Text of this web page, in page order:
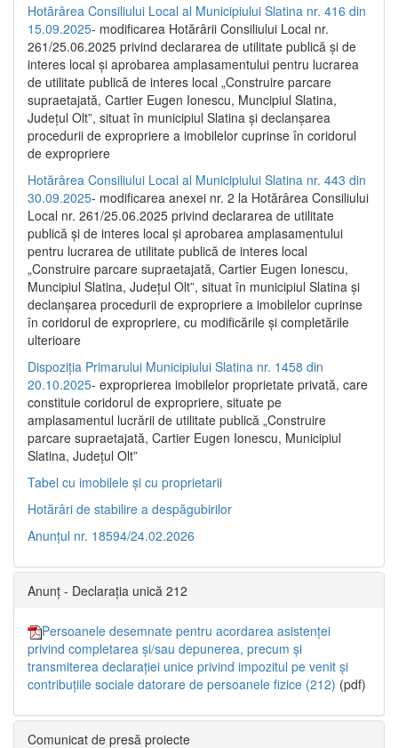
Hotărârea Consiliului Local al Municipiului Slatina nr. 416 din
15.09.2025- modificarea Hotărârii Consiliului Local nr.
261/25.06.2025 privind declararea de utilitate publică și de
interes local și aprobarea amplasamentului pentru lucrarea
de utilitate publică de interes local „Construire parcare
supraetajată, Cartier Eugen Ionescu, Muncipiul Slatina,
Județul Olt”, situat în municipiul Slatina și declanșarea
procedurii de expropriere a imobilelor cuprinse în coridorul
de expropriere
Hotărârea Consiliului Local al Municipiului Slatina nr. 443 din
30.09.2025- modificarea anexei nr. 2 la Hotărârea Consiliului
Local nr. 261/25.06.2025 privind declararea de utilitate
publică şi de interes local şi aprobarea amplasamentului
pentru lucrarea de utilitate publică de interes local
„Construire parcare supraetajată, Cartier Eugen Ionescu,
Muncipiul Slatina, Judeţul Olt”, situat în municipiul Slatina şi
declanşarea procedurii de expropriere a imobilelor cuprinse
în coridorul de expropriere, cu modificările şi completările
ulterioare
Dispoziția Primarului Municipiului Slatina nr. 1458 din
20.10.2025- exproprierea imobilelor proprietate privată, care
constituie coridorul de expropriere, situate pe
amplasamentul lucrării de utilitate publică „Construire
parcare supraetajată, Cartier Eugen Ionescu, Municipiul
Slatina, Județul Olt”
Tabel cu imobilele și cu proprietarii
Hotărâri de stabilire a despăgubirilor
Anunțul nr. 18594/24.02.2026
Anunț - Declarația unică 212
Persoanele desemnate pentru acordarea asistenței
privind completarea și/sau depunerea, precum și
transmiterea declarației unice privind impozitul pe venit și
contribuțiile sociale datorare de persoanele fizice (212) (pdf)
Comunicat de presă proiecte